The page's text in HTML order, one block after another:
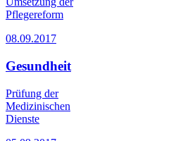
Pflegereform
08.09.2017
Gesundheit
Prüfung der
Medizinischen
Dienste